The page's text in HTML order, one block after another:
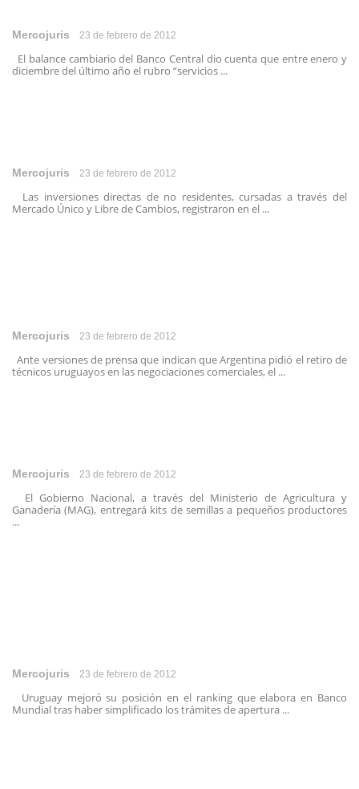
Mercojuris 23 de febrero de 2012
El balance cambiario del Banco Central dio cuenta que entre enero y
diciembre del último año el rubro “servicios ...
Mercojuris 23 de febrero de 2012
Las inversiones directas de no residentes, cursadas a través del
Mercado Único y Libre de Cambios, registraron en el ...
Mercojuris 23 de febrero de 2012
Ante versiones de prensa que indican que Argentina pidió el retiro de
técnicos uruguayos en las negociaciones comerciales, el ...
Mercojuris 23 de febrero de 2012
El Gobierno Nacional, a través del Ministerio de Agricultura y
Ganadería (MAG), entregará kits de semillas a pequeños productores
...
Mercojuris 23 de febrero de 2012
Uruguay mejoró su posición en el ranking que elabora en Banco
Mundial tras haber simplificado los trámites de apertura ...